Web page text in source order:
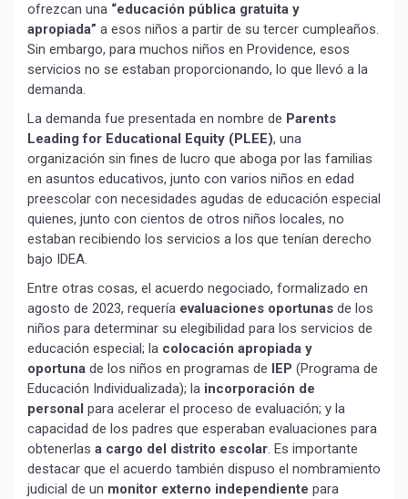
ofrezcan una “educación pública gratuita y
apropiada” a esos niños a partir de su tercer cumpleaños.
Sin embargo, para muchos niños en Providence, esos
servicios no se estaban proporcionando, lo que llevó a la
demanda.
La demanda fue presentada en nombre de Parents
Leading for Educational Equity (PLEE), una
organización sin fines de lucro que aboga por las familias
en asuntos educativos, junto con varios niños en edad
preescolar con necesidades agudas de educación especial
quienes, junto con cientos de otros niños locales, no
estaban recibiendo los servicios a los que tenían derecho
bajo IDEA.
Entre otras cosas, el acuerdo negociado, formalizado en
agosto de 2023, requería evaluaciones oportunas de los
niños para determinar su elegibilidad para los servicios de
educación especial; la colocación apropiada y
oportuna de los niños en programas de IEP (Programa de
Educación Individualizada); la incorporación de
personal para acelerar el proceso de evaluación; y la
capacidad de los padres que esperaban evaluaciones para
obtenerlas a cargo del distrito escolar. Es importante
destacar que el acuerdo también dispuso el nombramiento
judicial de un monitor externo independiente para